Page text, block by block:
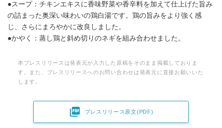
●スープ：チキンエキスに香味野菜や香辛料を加えて仕上げた旨み
の詰まった奥深い味わいの鶏白湯です。鶏の旨みをより強く感
じ、さらにまろやかに改良しました。
●かやく：蒸し鶏と斜め切りのネギを組み合わせました。
本プレスリリースは発表元が入力した原稿をそのまま掲載しておりま
す。また、プレスリリースへのお問い合わせは発表元に直接お願いいた
します。
 プレスリリース原文(PDF)